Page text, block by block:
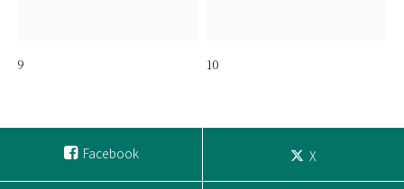
9 10
Facebook X